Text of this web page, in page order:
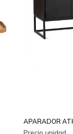
APARADOR